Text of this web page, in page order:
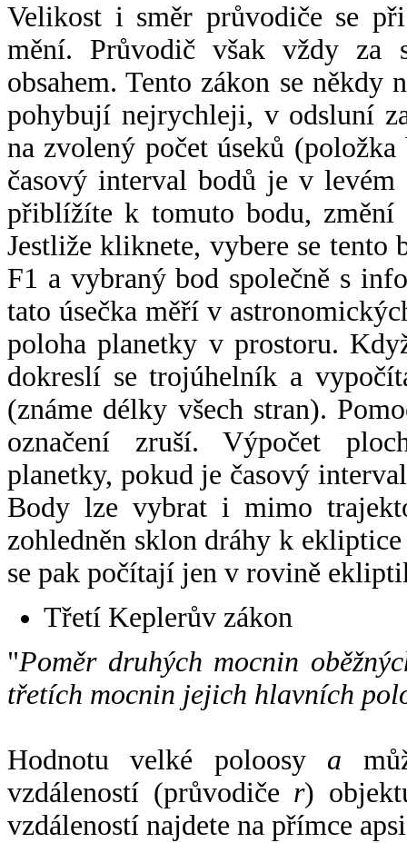
Velikost i směr průvodiče se
mění. Průvodič však vždy za
obsahem. Tento zákon se někdy
pohybují nejrychleji, v odsluní
na zvolený počet úseků
časový interval bodů je v
přiblížíte k tomuto bodu,
Jestliže kliknete, vybere se tento
F1 a vybraný bod společně s
tato úsečka měří v
poloha planetky v prostoru.
dokreslí se trojúhelník a
(známe délky všech stran).
označení zruší. Výpočet
planetky, pokud je časový
Body lze vybrat i mimo
zohledněn sklon dráhy k
se pak počítají jen v rovině
Třetí Keplerův zákon
"Poměr druhých mocnin
třetích mocnin jejich hlavních
Hodnotu velké poloosy a
vzdáleností (průvodiče r)
vzdáleností najdete na přímce